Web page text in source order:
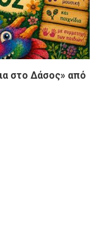
στο Δάσος» από